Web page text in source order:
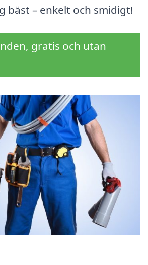
bäst – enkelt och smidigt!
gratis och utan